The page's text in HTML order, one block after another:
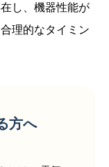
し、機器性能が
理的なタイミン
方へ